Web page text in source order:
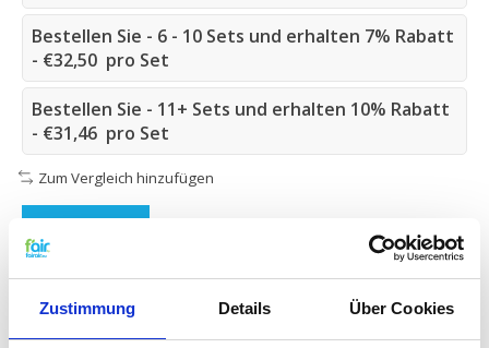
Zustimmung Details Über Cookies
Bestellen Sie - 6 - 10 Sets und erhalten 7% Rabatt
- €32,50 pro Set
Bestellen Sie - 11+ Sets und erhalten 10% Rabatt
- €31,46 pro Set
Zum Vergleich hinzufügen
Beschreibung
Synthetischer
Taschenfilter –